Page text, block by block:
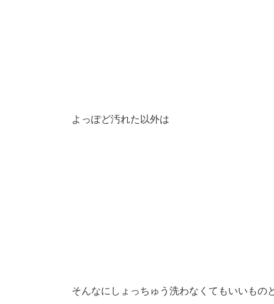
よっぽど汚れた以外は
そんなにしょっちゅう洗わなくてもいいもの